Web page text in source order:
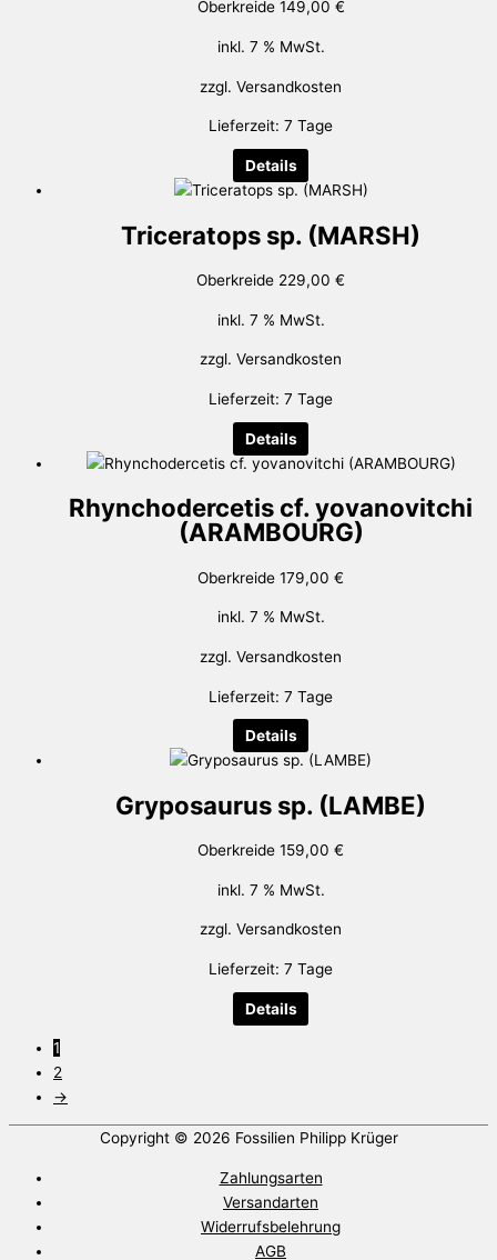
Oberkreide 149,00 €
inkl. 7 % MwSt.
zzgl. Versandkosten
Lieferzeit: 7 Tage
Details
Triceratops sp. (MARSH)
Oberkreide 229,00 €
inkl. 7 % MwSt.
zzgl. Versandkosten
Lieferzeit: 7 Tage
Details
Rhynchodercetis cf. yovanovitchi
(ARAMBOURG)
Oberkreide 179,00 €
inkl. 7 % MwSt.
zzgl. Versandkosten
Lieferzeit: 7 Tage
Details
Gryposaurus sp. (LAMBE)
Oberkreide 159,00 €
inkl. 7 % MwSt.
zzgl. Versandkosten
Lieferzeit: 7 Tage
Details
1
2
→
Copyright © 2026 Fossilien Philipp Krüger
Zahlungsarten
Versandarten
Widerrufsbelehrung
AGB